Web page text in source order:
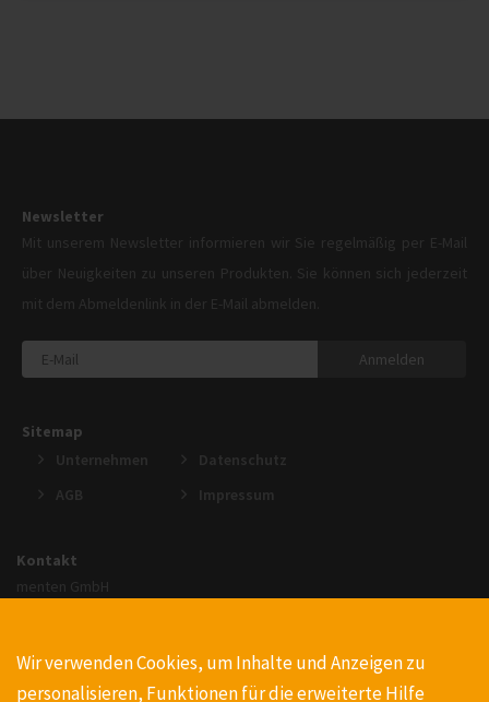
Newsletter
Mit unserem Newsletter informieren wir Sie regelmäßig per E-Mail
über Neuigkeiten zu unseren Produkten. Sie können sich jederzeit
mit dem Abmeldenlink in der E-Mail abmelden.
Anmelden
Sitemap
Unternehmen
AGB
Datenschutz
Impressum
Kontakt
menten GmbH
Wir verwenden Cookies, um Inhalte und Anzeigen zu
personalisieren, Funktionen für die erweiterte Hilfe